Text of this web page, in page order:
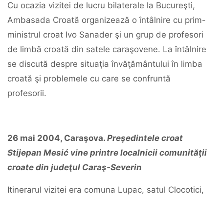
Cu ocazia vizitei de lucru bilaterale la Bucureşti,
Ambasada Croată organizează o întâlnire cu prim-
ministrul croat Ivo Sanader şi un grup de profesori
de limbă croată din satele caraşovene. La întâlnire
se discută despre situaţia învăţământului în limba
croată şi problemele cu care se confruntă
profesorii.
26 mai 2004, Caraşova. Preşedintele croat
Stijepan Mesić vine printre localnicii comunităţii
croate din judeţul Caraş-Severin
Itinerarul vizitei era comuna Lupac, satul Clocotici,